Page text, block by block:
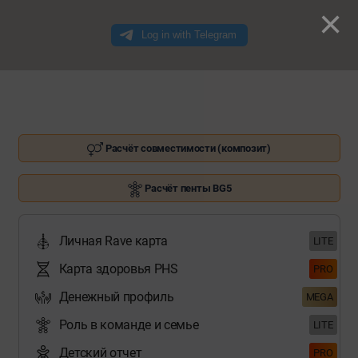
Расчёт совместимости (композит)
Расчёт пенты BG5
Личная Rave карта LITE
Карта здоровья PHS PRO
Денежный профиль MEGA
Роль в команде и семье LITE
Детский отчет PRO
×